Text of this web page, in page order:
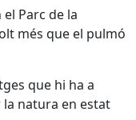
Parc de la
més que el pulmó
que hi ha a
natura en estat